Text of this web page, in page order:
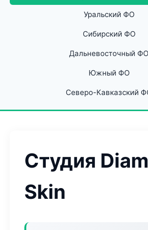
Уральский ФО
Сибирский ФО
Дальневосточный ФО
Южный ФО
Северо-Кавказский
Студия
Skin